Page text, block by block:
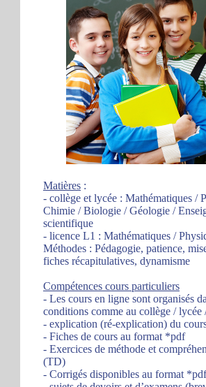
Matières :
- collège et lycée : Mathématiques /
Chimie / Biologie / Géologie /
scientifique
- licence L1 : Mathématiques /
Méthodes : Pédagogie, patience,
fiches récapitulatives, dynamisme
Compétences cours particuliers
- Les cours en ligne sont organisés
conditions comme au collège / lycée
- explication (ré-explication) du
- Fiches de cours au format *pdf
- Exercices de méthode et
(TD)
- Corrigés disponibles au format *pdf